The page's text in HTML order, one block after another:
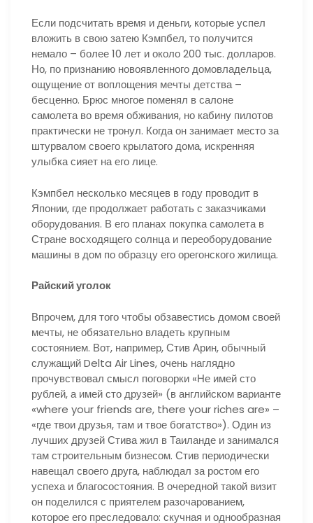
Если подсчитать время и деньги, которые успел
вложить в свою затею Кэмпбел, то получится
немало – более 10 лет и около 200 тыс. долларов.
Но, по признанию новоявленного домовладельца,
ощущение от воплощения мечты детства –
бесценно. Брюс многое поменял в салоне
самолета во время обживания, но кабину пилотов
практически не тронул. Когда он занимает место за
штурвалом своего крылатого дома, искренняя
улыбка сияет на его лице.
Кэмпбел несколько месяцев в году проводит в
Японии, где продолжает работать с заказчиками
оборудования. В его планах покупка самолета в
Стране восходящего солнца и переоборудование
машины в дом по образцу его орегонского жилища.
Райский уголок
Впрочем, для того чтобы обзавестись домом своей
мечты, не обязательно владеть крупным
состоянием. Вот, например, Стив Арин, обычный
служащий Delta Air Lines, очень наглядно
прочувствовал смысл поговорки «Не имей сто
рублей, а имей сто друзей» (в английском варианте
«where your friends are, there your riches are» –
«где твои друзья, там и твое богатство»). Один из
лучших друзей Стива жил в Таиланде и занимался
там строительным бизнесом. Стив периодически
навещал своего друга, наблюдал за ростом его
успеха и благосостояния. В очередной такой визит
он поделился с приятелем разочарованием,
которое его преследовало: скучная и однообразная